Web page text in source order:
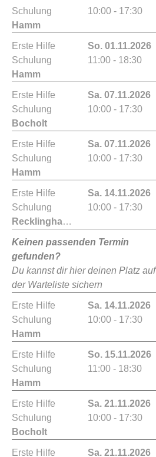
Schulung
Hamm
10:00 - 17:30
Erste Hilfe
Schulung
Hamm
So. 01.11.2026
11:00 - 18:30
Erste Hilfe
Schulung
Bocholt
Sa. 07.11.2026
10:00 - 17:30
Erste Hilfe
Schulung
Hamm
Sa. 07.11.2026
10:00 - 17:30
Erste Hilfe
Schulung
Recklinghausen
Sa. 14.11.2026
10:00 - 17:30
Keinen passenden Termin
gefunden?
Du kannst dir hier deinen Platz auf
der Warteliste sichern
Erste Hilfe
Schulung
Hamm
Sa. 14.11.2026
10:00 - 17:30
Erste Hilfe
Schulung
Hamm
So. 15.11.2026
11:00 - 18:30
Erste Hilfe
Schulung
Bocholt
Sa. 21.11.2026
10:00 - 17:30
Erste Hilfe
Sa. 21.11.2026